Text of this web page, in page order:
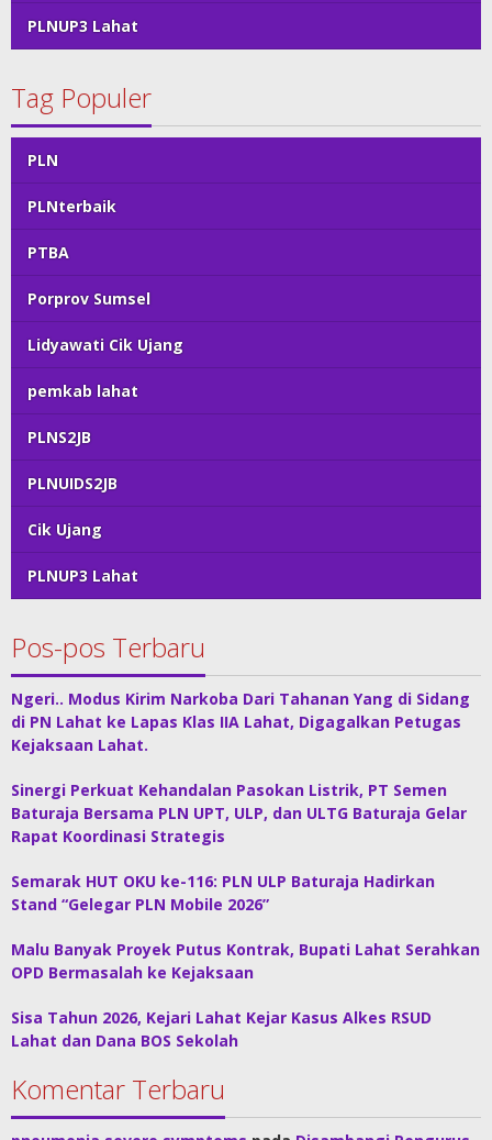
PLNUP3 Lahat
Tag Populer
PLN
PLNterbaik
PTBA
Porprov Sumsel
Lidyawati Cik Ujang
pemkab lahat
PLNS2JB
PLNUIDS2JB
Cik Ujang
PLNUP3 Lahat
Pos-pos Terbaru
Ngeri.. Modus Kirim Narkoba Dari Tahanan Yang di Sidang
di PN Lahat ke Lapas Klas IIA Lahat, Digagalkan Petugas
Kejaksaan Lahat.
Sinergi Perkuat Kehandalan Pasokan Listrik, PT Semen
Baturaja Bersama PLN UPT, ULP, dan ULTG Baturaja Gelar
Rapat Koordinasi Strategis
Semarak HUT OKU ke-116: PLN ULP Baturaja Hadirkan
Stand “Gelegar PLN Mobile 2026”
Malu Banyak Proyek Putus Kontrak, Bupati Lahat Serahkan
OPD Bermasalah ke Kejaksaan
Sisa Tahun 2026, Kejari Lahat Kejar Kasus Alkes RSUD
Lahat dan Dana BOS Sekolah
Komentar Terbaru